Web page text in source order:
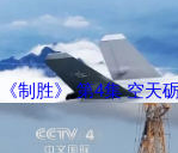
《制胜》 第4集 空天